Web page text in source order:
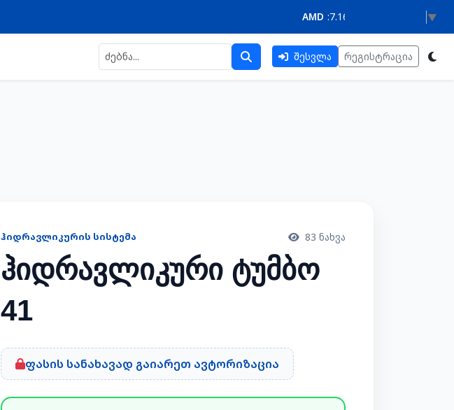
7.1612 • ▼
შესვლა რეგისტრაცია
ᲰᲘᲓᲠᲐᲕᲚᲘᲙᲣᲠᲘᲡ ᲡᲘᲡᲢᲔᲛᲐ 83 ნახვა
ჰიდრავლიკური ტუმბო
41
ფასის სანახავად გაიარეთ ავტორიზაცია